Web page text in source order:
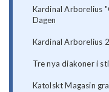
Kardinal Arborelius
Dagen
Kardinal Arborelius
Tre nya diakoner i
Katolskt Magasin